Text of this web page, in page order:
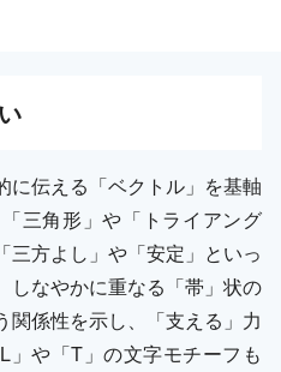
に伝える「ベクトル」を基軸
三角形」や「トライアング
三方よし」や「安定」といっ
しなやかに重なる「帯」状の
関係性を示し、「支える」力
」や「T」の文字モチーフも